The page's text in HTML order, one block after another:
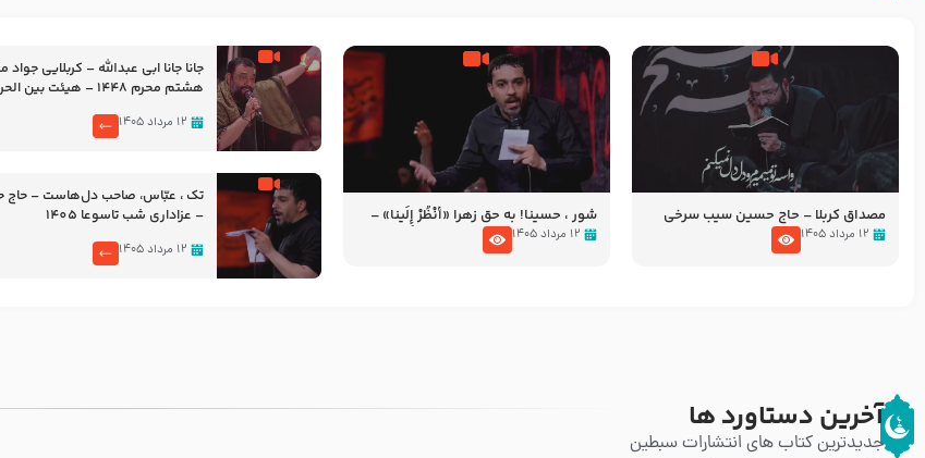
مصداق کربلا – حاج حسین سیب سرخی
۱۲ مرداد ۱۴۰۵
شور ، حسینا! به‌ حق زهرا «أُنْظُرْ إِلَینا» –
عزاداری شب هفتم ماه محرّم 1405
۱۲ مرداد ۱۴۰۵
جانا جانا ابی عبدالله – کربلایی
هشتم محرم 1448 – هیئت بین الحرمین طهران
۱۲ مرداد ۱۴۰۵
تک ، عبّاس، صاحب دل‌هاست – حاج
– عزاداری شب تاسوعا 1405
۱۲ مرداد ۱۴۰۵
آخرین دستاورد ها
جدیدترین کتاب های انتشارات سبطین